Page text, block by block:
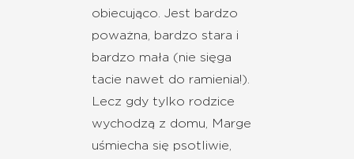
obiecująco. Jest bardzo
poważna, bardzo stara i
bardzo mała (nie sięga
tacie nawet do ramienia!).
Lecz gdy tylko rodzice
wychodzą z domu, Marge
uśmiecha się psotliwie,